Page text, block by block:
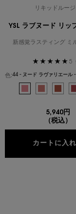
1/19ッチ、2/19
ミニ クラッチ、3/19
クチュール ミニ クラッチ、
のカラー クチュール ミニ
パー のカラー クチュール
のカラー クチュール ミニ
ィーニ リリー のカラー ク
バー ノアール のカラー ク
ミニ クラッチ
リキッドルージ
YSL ラブヌード リッ
新感覚ラスティング ミ
5
色:
{1}
44 - ヌード ラヴ
1 - アンド
610 -
5,940円
（税込）
カートに入